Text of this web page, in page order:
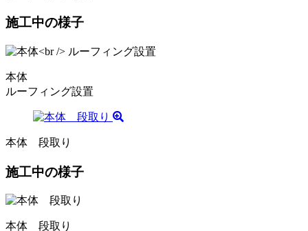
施工中の様子
本体
ルーフィング設置
本体 段取り
施工中の様子
本体 段取り